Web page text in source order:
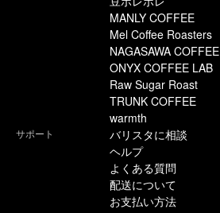
MANLY COFFEE
Mel Coffee Roasters
NAGASAWA COFFEE
ONYX COFFEE LAB
Raw Sugar Roast
TRUNK COFFEE
warmth
サポート
バリスタに相談
ヘルプ
よくある質問
配送について
お支払い方法